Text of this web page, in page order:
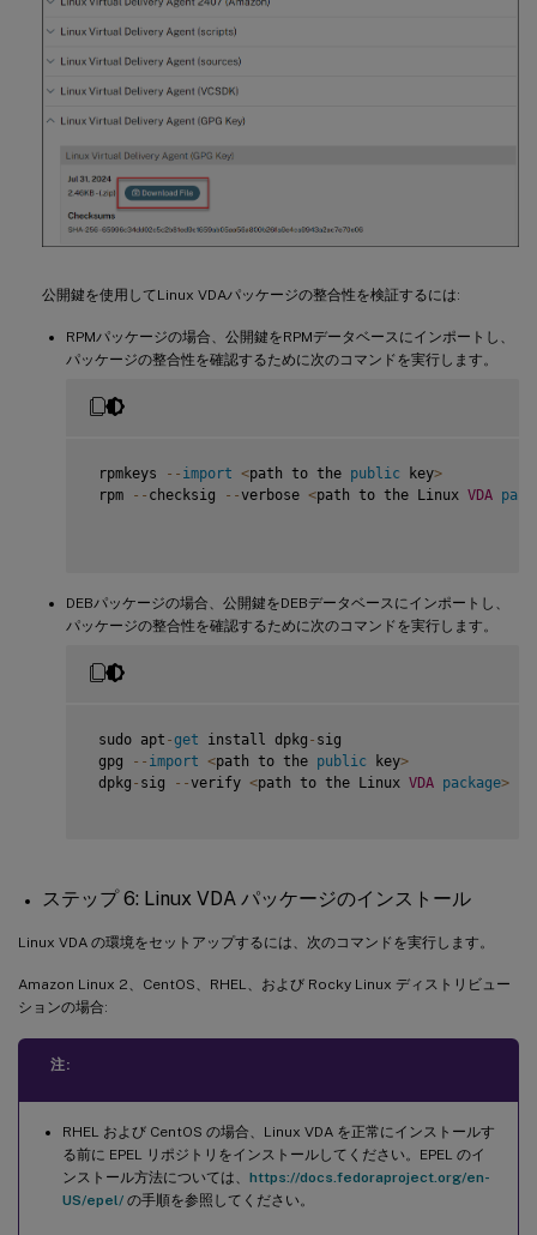
公開鍵を使用してLinux VDAパッケージの整合性を検証するには:
RPMパッケージの場合、公開鍵をRPMデータベースにインポートし、
パッケージの整合性を確認するために次のコマンドを実行します。
rpmkeys -- import <path to the public key>
rpm
-- checksig --verbose <path to the Linux VDA
DEBパッケージの場合、公開鍵をDEBデータベースにインポートし、
パッケージの整合性を確認するために次のコマンドを実行します。
sudo apt -get install dpkg - sig
gpg
-- import <path to the public key>
dpkg - sig --verify <path to the Linux VDA package>
ステップ 6: Linux VDA パッケージのインストール
Linux VDA の環境をセットアップするには、次のコマンドを実行します。
Amazon Linux 2、CentOS、RHEL、および Rocky Linux ディストリビュー
ションの場合:
注:
RHEL および CentOS の場合、Linux VDA を正常にインストールす
る前に EPEL リポジトリをインストールしてください。EPEL のイ
ンストール方法については、 https://docs.fedoraproject.org/en-
US/epel/ の手順を参照してください。